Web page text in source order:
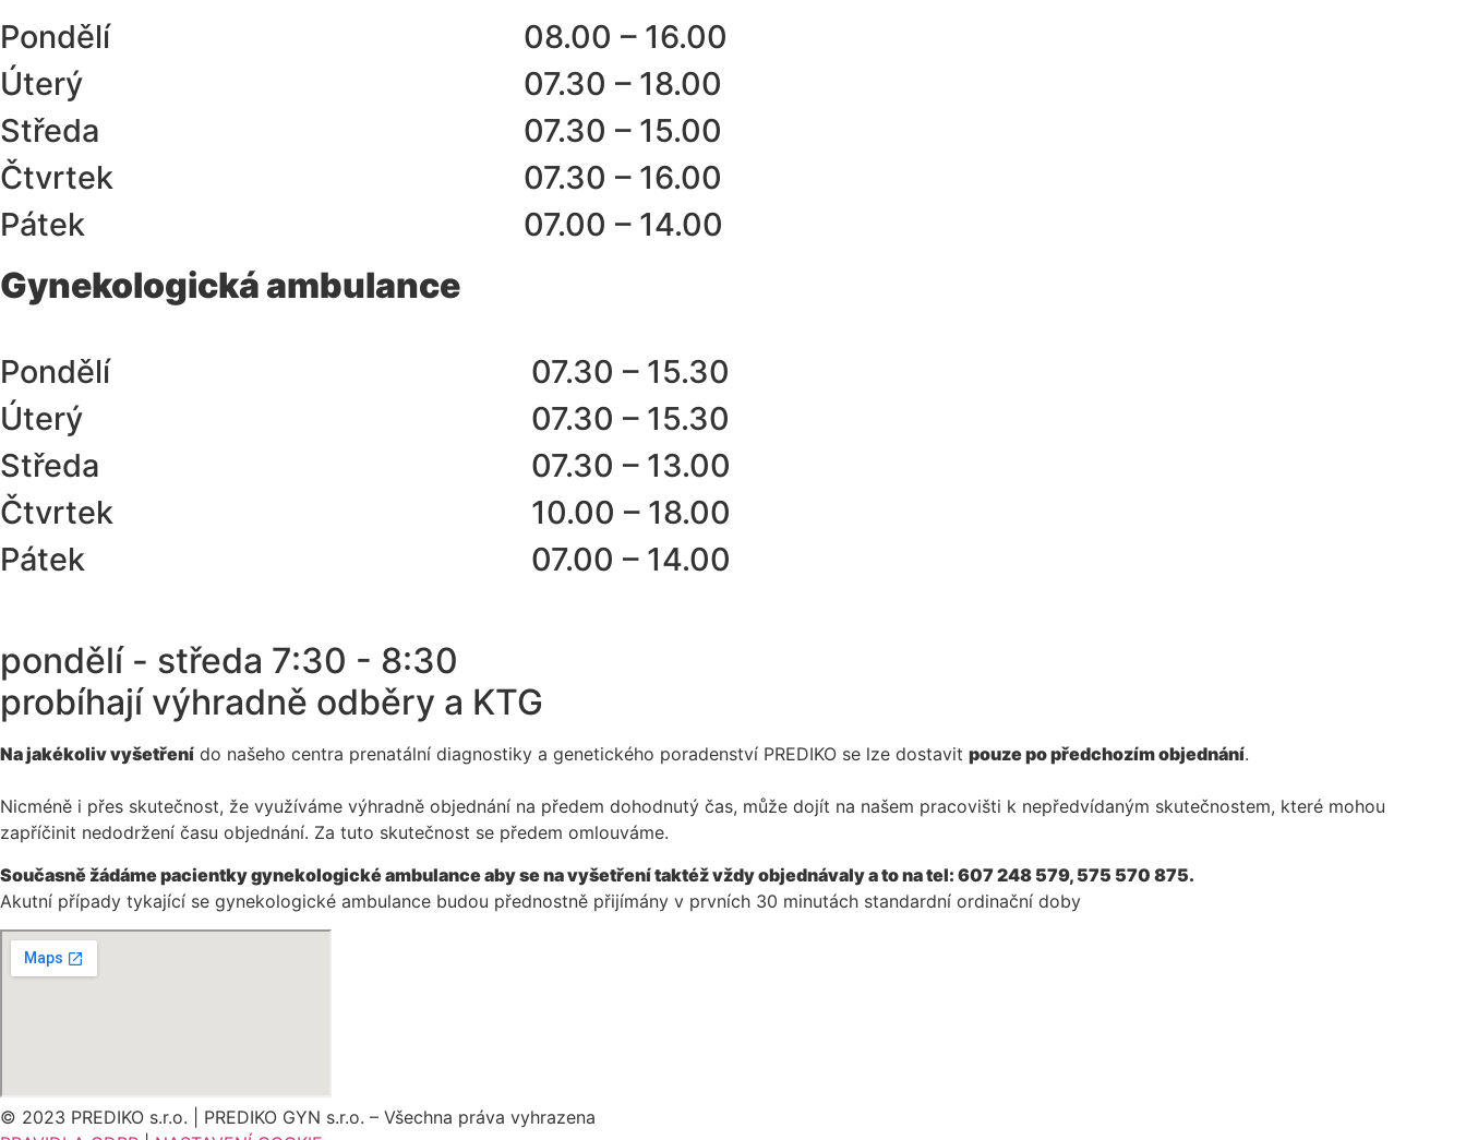
Pondělí
08.00 – 16.00
Úterý
07.30 – 18.00
Středa
07.30 – 15.00
Čtvrtek
07.30 – 16.00
Pátek
07.00 – 14.00
Gynekologická ambulance
Pondělí
07.30 – 15.30
Úterý
07.30 – 15.30
Středa
07.30 – 13.00
Čtvrtek
10.00 – 18.00
Pátek
07.00 – 14.00
pondělí - středa 7:30 - 8:30
probíhají výhradně odběry a KTG
Na jakékoliv vyšetření do našeho centra prenatální diagnostiky a genetického poradenství PREDIKO se lze dostavit pouze po předchozím objednání.
Nicméně i přes skutečnost, že využíváme výhradně objednání na předem dohodnutý čas, může dojít na našem pracovišti k nepředvídaným skutečnostem, které mohou
zapříčinit nedodržení času objednání. Za tuto skutečnost se předem omlouváme.
Současně žádáme pacientky gynekologické ambulance aby se na vyšetření taktéž vždy objednávaly a to na tel: 607 248 579, 575 570 875.
Akutní případy tykající se gynekologické ambulance budou přednostně přijímány v prvních 30 minutách standardní ordinační doby
© 2023 PREDIKO s.r.o. | PREDIKO GYN s.r.o. – Všechna práva vyhrazena